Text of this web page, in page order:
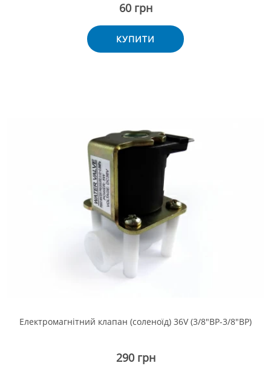
60 грн
КУПИТИ
Електромагнітний клапан (соленоїд) 36V (3/8"ВР-3/8"ВР)
290 грн